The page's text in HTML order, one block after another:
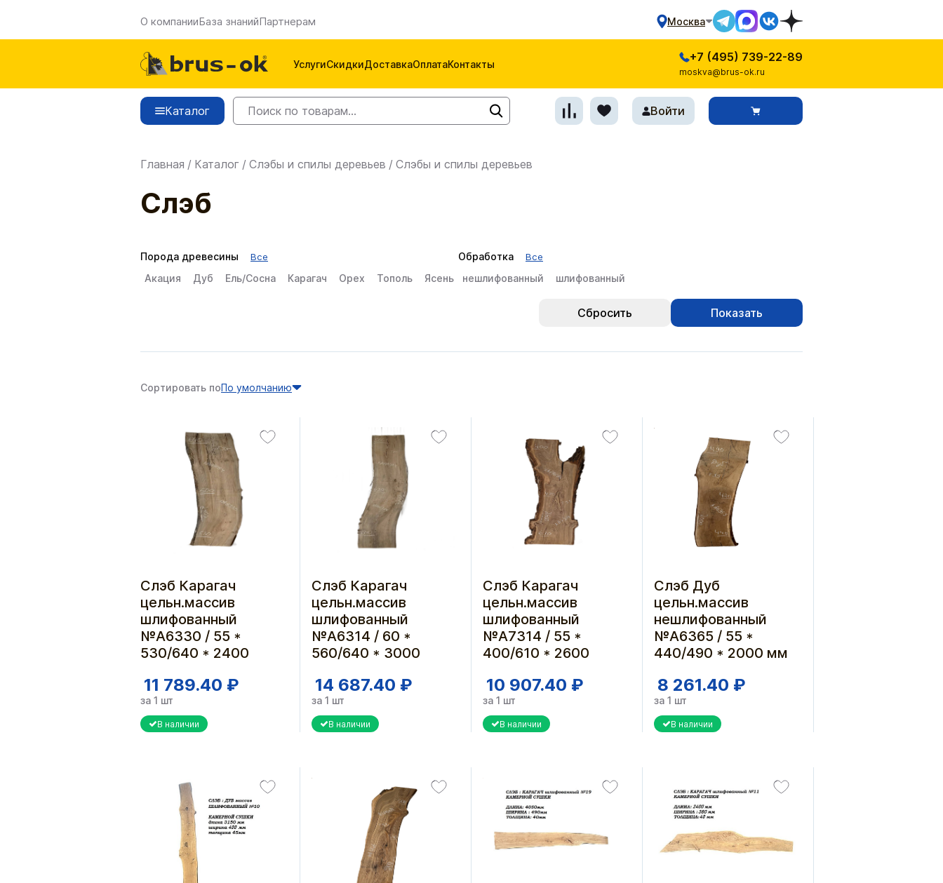
О компанииБаза знанийПартнерам Москва
УслугиСкидкиДоставкаОплатаКонтакты
+7 (495) 739-22-89
moskva@brus-ok.ru
Каталог Войти
Главная / Каталог / Слэбы и спилы деревьев / Слэбы и спилы деревьев
Слэб
Порода древесины Все
Акация Дуб Ель/Сосна Карагач Орех Тополь Ясень
Обработка Все
нешлифованный шлифованный
Сортировать поПо умолчанию
Слэб Карагач
цельн.массив
шлифованный
№А6330 / 55 *
530/640 * 2400
11 789.40 ₽
за 1 шт
В наличии
Слэб Карагач
цельн.массив
шлифованный
№А6314 / 60 *
560/640 * 3000
14 687.40 ₽
за 1 шт
В наличии
Слэб Карагач
цельн.массив
шлифованный
№А7314 / 55 *
400/610 * 2600
10 907.40 ₽
за 1 шт
В наличии
Слэб Дуб
цельн.массив
нешлифованный
№А6365 / 55 *
440/490 * 2000 мм
8 261.40 ₽
за 1 шт
В наличии